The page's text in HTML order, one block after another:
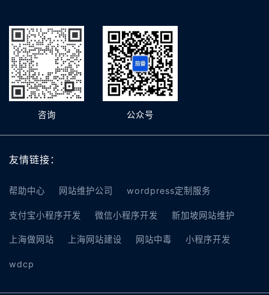
咨询 公众号
友情链接：
帮助中心 网站维护公司 wordpress定制服务
支付宝小程序开发 微信小程序开发 新加坡网站维护
上海做网站 上海网站建设 网站中毒 小程序开发
wdcp